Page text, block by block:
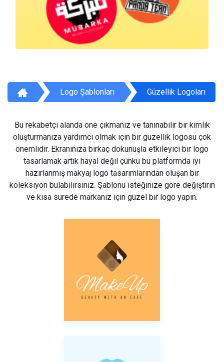
Logo Şablonları Güzellik Logoları
Bu rekabetçi alanda öne çıkmanız ve tanınabilir bir kimlik
oluşturmanıza yardımcı olmak için bir güzellik logosu çok
önemlidir. Ekranınıza birkaç dokunuşla etkileyici bir logo
tasarlamak artık hayal değil çünkü bu platformda iyi
hazırlanmış makyaj logo tasarımlarından oluşan bir
koleksiyon bulabilirsiniz. Şablonu isteğinize göre değiştirin
ve kısa sürede markanız için güzel bir logo yapın.